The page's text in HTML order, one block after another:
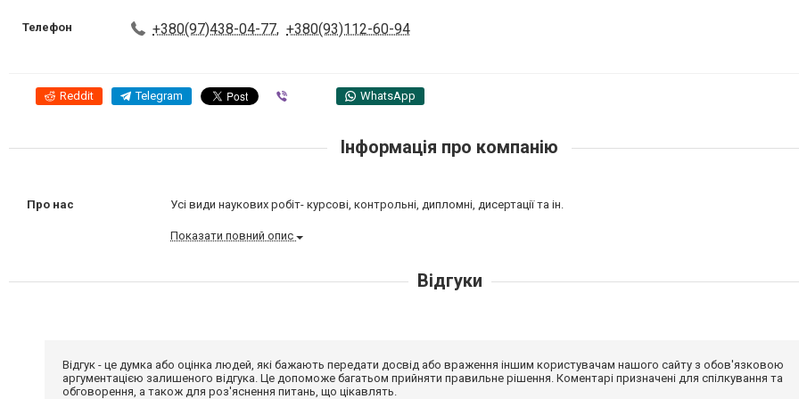
Телефон +380(97)438-04-77, +380(93)112-60-94
Reddit Telegram WhatsApp
Інформація про компанію
Про нас Усі види наукових робіт- курсові, контрольні, дипломні, дисертації та ін.
Показати повний опис
Відгуки
Відгук - це думка або оцінка людей, які бажають передати досвід або враження іншим користувачам нашого сайту з обов'язковою
аргументацією залишеного відгука. Це допоможе багатьом прийняти правильне рішення. Коментарі призначені для спілкування та
обговорення, а також для роз'яснення питань, що цікавлять.